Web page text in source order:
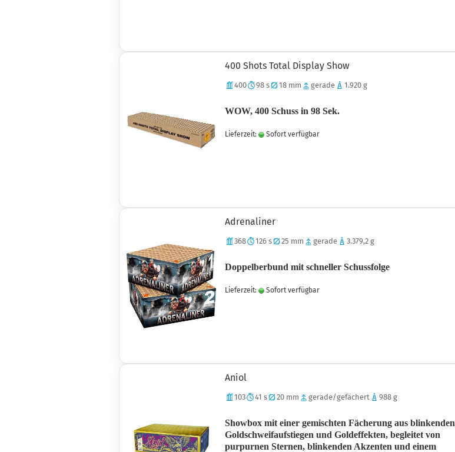
400 Shots Total Display Show
400 98 s 18 mm gerade 1.920 g
WOW, 400 Schuss in 98 Sek.
Lieferzeit: Sofort verfügbar
Adrenaliner
368 126 s 25 mm gerade 3.379,2 g
Doppelberbund mit schneller Schussfolge
Lieferzeit: Sofort verfügbar
Aniol
103 41 s 20 mm gerade/gefächert 988 g
Showbox mit einer gemischten Fächerung aus blinkenden
Goldschweifaufstiegen und Goldeffekten, begleitet von
purpurnen Sternen, blinkenden Akzenten und einem